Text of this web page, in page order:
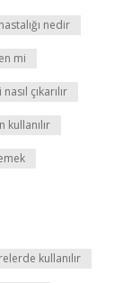
nedir
mi
çıkarılır
kullanılır
kullanılır